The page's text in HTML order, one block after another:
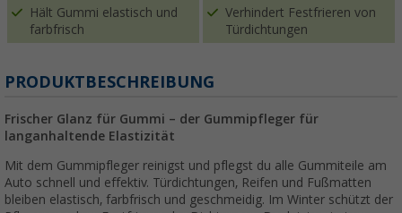
Hält Gummi elastisch und
farbfrisch
Verhindert Festfrieren von
Türdichtungen
PRODUKTBESCHREIBUNG
Frischer Glanz für Gummi – der Gummipfleger für
langanhaltende Elastizität
Mit dem Gummipfleger reinigst und pflegst du alle Gummiteile am
Auto schnell und effektiv. Türdichtungen, Reifen und Fußmatten
bleiben elastisch, farbfrisch und geschmeidig. Im Winter schützt der